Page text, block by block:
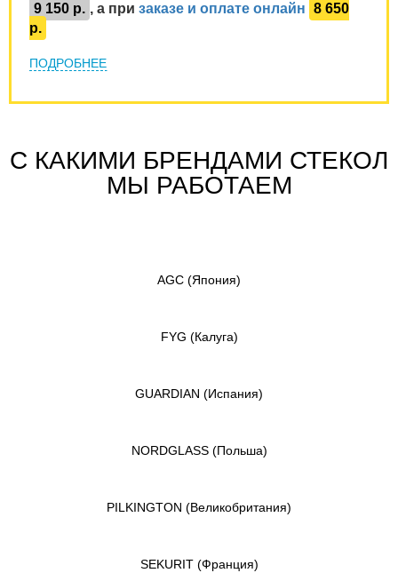
9 150 р. , а при заказе и оплате онлайн 8 650
р.
ПОДРОБНЕЕ
С КАКИМИ БРЕНДАМИ СТЕКОЛ
МЫ РАБОТАЕМ
AGC (Япония)
FYG (Калуга)
GUARDIAN (Испания)
NORDGLASS (Польша)
PILKINGTON (Великобритания)
SEKURIT (Франция)